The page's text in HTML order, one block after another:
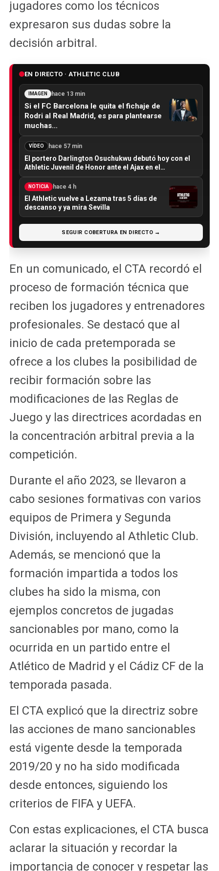
jugadores como los técnicos
expresaron sus dudas sobre la
decisión arbitral.
EN DIRECTO · ATHLETIC CLUB
IMAGEN hace 13 min
Si el FC Barcelona le quita el fichaje de
Rodri al Real Madrid, es para plantearse
muchas…
VÍDEO hace 57 min
El portero Darlington Osuchukwu debutó hoy con el
Athletic Juvenil de Honor ante el Ajax en el…
NOTICIA hace 4 h
El Athletic vuelve a Lezama tras 5 días de
descanso y ya mira Sevilla
SEGUIR COBERTURA EN DIRECTO →
En un comunicado, el CTA recordó el
proceso de formación técnica que
reciben los jugadores y entrenadores
profesionales. Se destacó que al
inicio de cada pretemporada se
ofrece a los clubes la posibilidad de
recibir formación sobre las
modificaciones de las Reglas de
Juego y las directrices acordadas en
la concentración arbitral previa a la
competición.
Durante el año 2023, se llevaron a
cabo sesiones formativas con varios
equipos de Primera y Segunda
División, incluyendo al Athletic Club.
Además, se mencionó que la
formación impartida a todos los
clubes ha sido la misma, con
ejemplos concretos de jugadas
sancionables por mano, como la
ocurrida en un partido entre el
Atlético de Madrid y el Cádiz CF de la
temporada pasada.
El CTA explicó que la directriz sobre
las acciones de mano sancionables
está vigente desde la temporada
2019/20 y no ha sido modificada
desde entonces, siguiendo los
criterios de FIFA y UEFA.
Con estas explicaciones, el CTA busca
aclarar la situación y recordar la
importancia de conocer y respetar las